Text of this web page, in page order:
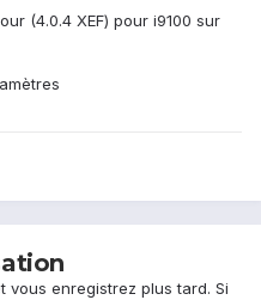
(4.0.4 XEF) pour i9100 sur
vous enregistrez plus tard. Si